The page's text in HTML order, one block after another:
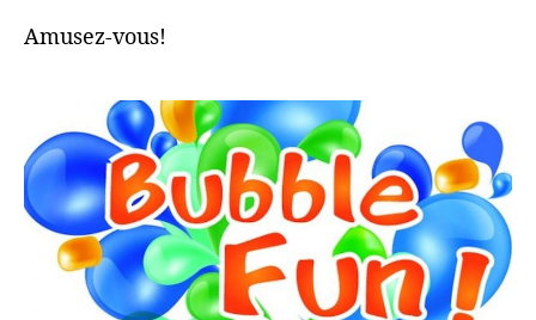
Amusez-vous!